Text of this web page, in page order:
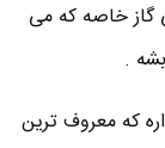
گاز خاصه که می
.
که معروف ترین